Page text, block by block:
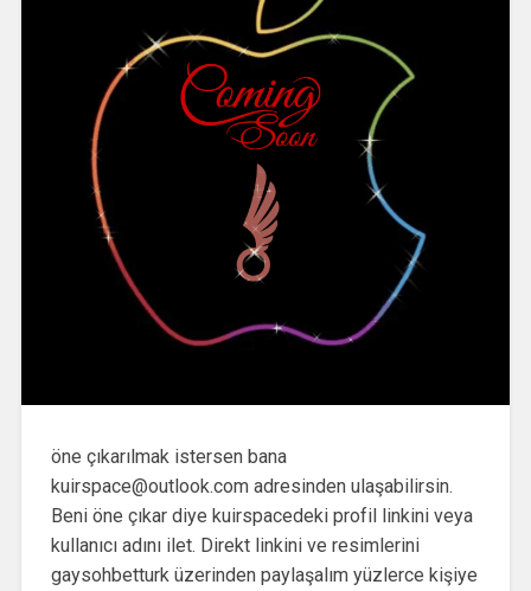
öne çıkarılmak istersen bana
kuirspace@outlook.com adresinden ulaşabilirsin.
Beni öne çıkar diye kuirspacedeki profil linkini veya
kullanıcı adını ilet. Direkt linkini ve resimlerini
gaysohbetturk üzerinden paylaşalım yüzlerce kişiye